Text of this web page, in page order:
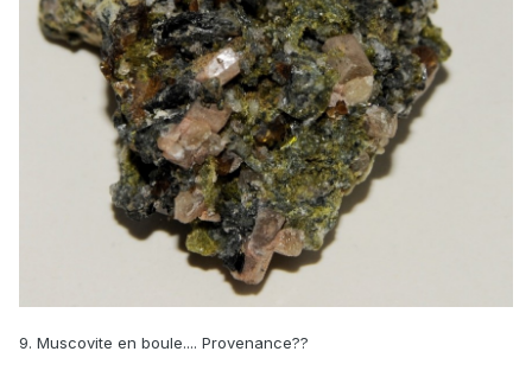
9. Muscovite en boule.... Provenance??